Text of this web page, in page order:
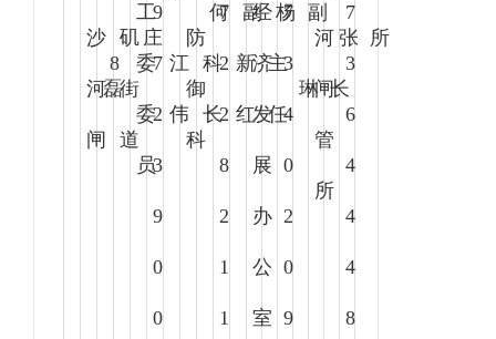
8
沙
河
闸
庄
磊
矶
街
道
工
委
委
员
9
7
2
3
9
0
0
何
江
伟
防
御
科
副
科
长
7
2
2
8
2
1
1
杨
新
红
经
济
发
展
办
公
室
副
主
任
7
3
4
0
2
0
9
张
琳
河
闸
管
所
所
长
7
3
6
4
4
4
8